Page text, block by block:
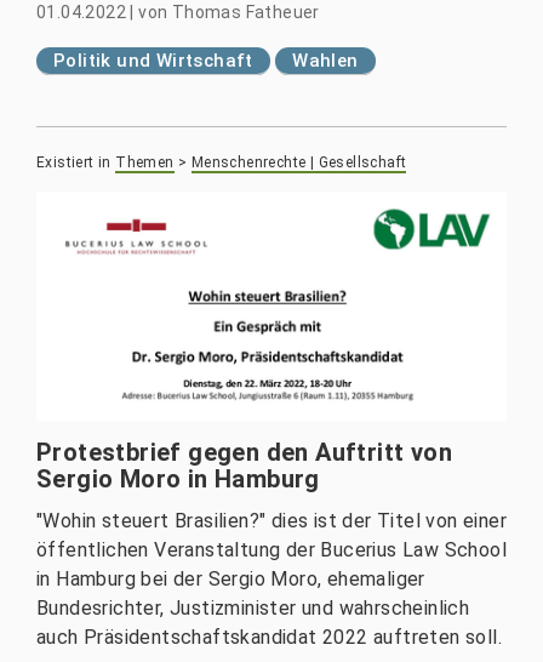
01.04.2022|von Thomas Fatheuer
Politik und Wirtschaft Wahlen
Existiert in Themen > Menschenrechte | Gesellschaft
Protestbrief gegen den Auftritt von
Sergio Moro in Hamburg
"Wohin steuert Brasilien?" dies ist der Titel von einer
öffentlichen Veranstaltung der Bucerius Law School
in Hamburg bei der Sergio Moro, ehemaliger
Bundesrichter, Justizminister und wahrscheinlich
auch Präsidentschaftskandidat 2022 auftreten soll.